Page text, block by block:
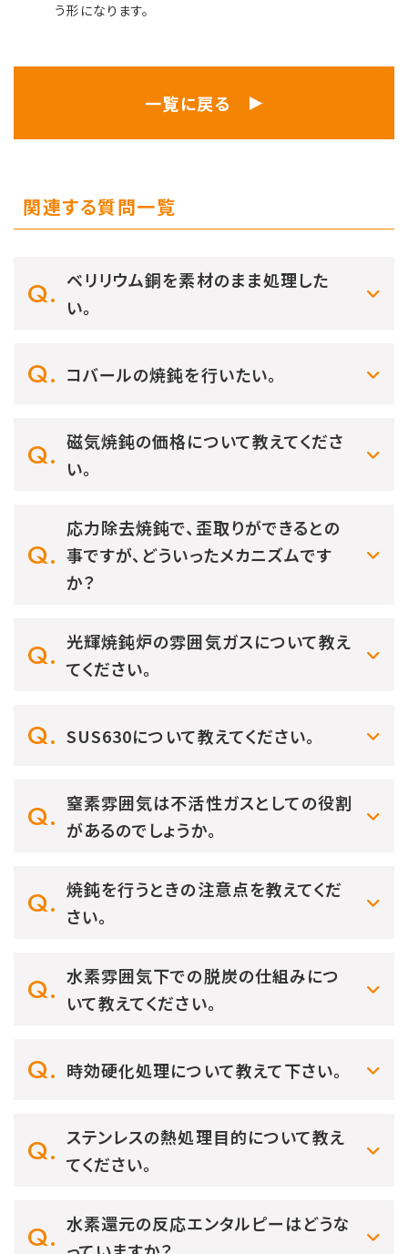
う形になります。
一覧に戻る
関連する質問一覧
ベリリウム銅を素材のまま処理した
い。
コバールの焼鈍を行いたい。
磁気焼鈍の価格について教えてくださ
い。
応力除去焼鈍で、歪取りができるとの
事ですが、どういったメカニズムです
か？
光輝焼鈍炉の雰囲気ガスについて教え
てください。
SUS630について教えてください。
窒素雰囲気は不活性ガスとしての役割
があるのでしょうか。
焼鈍を行うときの注意点を教えてくだ
さい。
水素雰囲気下での脱炭の仕組みにつ
いて教えてください。
時効硬化処理について教えて下さい。
ステンレスの熱処理目的について教え
てください。
水素還元の反応エンタルピーはどうな